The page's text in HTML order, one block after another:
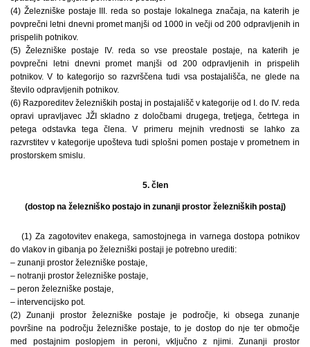
(4) Železniške postaje III. reda so postaje lokalnega značaja, na katerih je
povprečni letni dnevni promet manjši od 1000 in večji od 200 odpravljenih in
prispelih potnikov.
(5) Železniške postaje IV. reda so vse preostale postaje, na katerih je
povprečni letni dnevni promet manjši od 200 odpravljenih in prispelih
potnikov. V to kategorijo so razvrščena tudi vsa postajališča, ne glede na
število odpravljenih potnikov.
(6) Razporeditev železniških postaj in postajališč v kategorije od I. do IV. reda
opravi upravljavec JŽI skladno z določbami drugega, tretjega, četrtega in
petega odstavka tega člena. V primeru mejnih vrednosti se lahko za
razvrstitev v kategorije upošteva tudi splošni pomen postaje v prometnem in
prostorskem smislu.
5. člen
(dostop na železniško postajo in zunanji prostor železniških postaj)
(1) Za zagotovitev enakega, samostojnega in varnega dostopa potnikov
do vlakov in gibanja po železniški postaji je potrebno urediti:
– zunanji prostor železniške postaje,
– notranji prostor železniške postaje,
– peron železniške postaje,
– intervencijsko pot.
(2) Zunanji prostor železniške postaje je področje, ki obsega zunanje
površine na področju železniške postaje, to je dostop do nje ter območje
med postajnim poslopjem in peroni, vključno z njimi. Zunanji prostor